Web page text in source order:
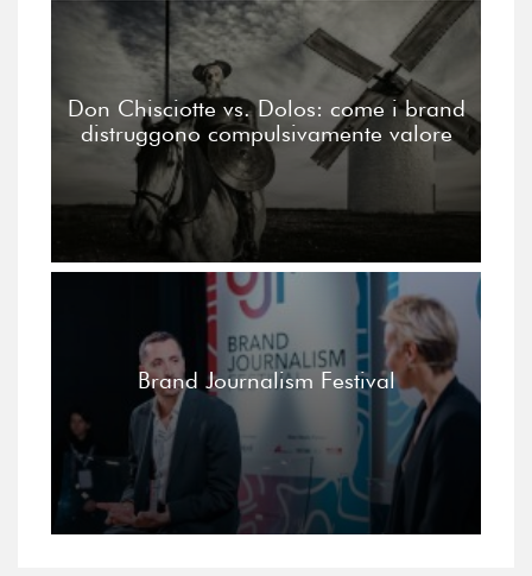
Don Chisciotte vs. Dolos: come i brand
distruggono compulsivamente valore
Brand Journalism Festival